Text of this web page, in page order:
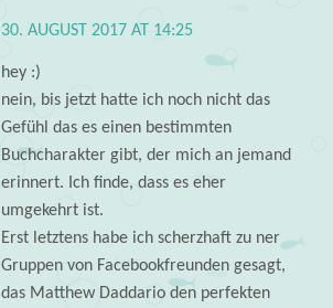
30. AUGUST 2017 AT 14:25
hey :)
nein, bis jetzt hatte ich noch nicht das
Gefühl das es einen bestimmten
Buchcharakter gibt, der mich an jemand
erinnert. Ich finde, dass es eher
umgekehrt ist.
Erst letztens habe ich scherzhaft zu ner
Gruppen von Facebookfreunden gesagt,
das Matthew Daddario den perfekten